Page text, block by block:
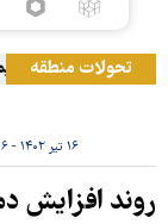
تحولات منطقه
حمله رژیم
۱۶ تیر ۱۴۰۲ - ۱۲:۱۶
روند افزایش